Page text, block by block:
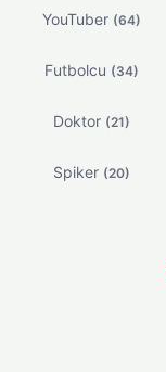
YouTuber (64)
Futbolcu (34)
Doktor (21)
Spiker (20)